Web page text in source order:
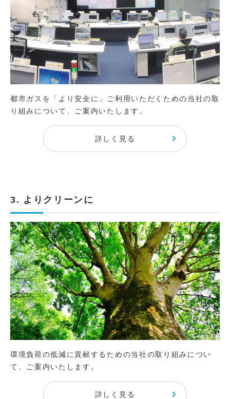
都市ガスを「より安全に」ご利用いただくための当社の取
り組みについて、ご案内いたします。
詳しく見る
3. よりクリーンに
環境負荷の低減に貢献するための当社の取り組みについ
て、ご案内いたします。
詳しく見る